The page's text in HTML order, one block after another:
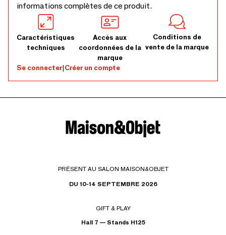
informations complètes de ce produit.
Caractéristiques
techniques
Accès aux
coordonnées de la
marque
Conditions de
vente de la marque
Se connecter|Créer un compte
PRÉSENT AU SALON MAISON&OBJET
DU 10-14 SEPTEMBRE 2026
GIFT & PLAY
Hall 7 — Stands H125